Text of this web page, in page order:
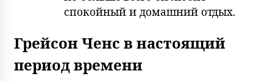
спокойный и домашний отдых.
Грейсон Ченс в настоящий
период времени